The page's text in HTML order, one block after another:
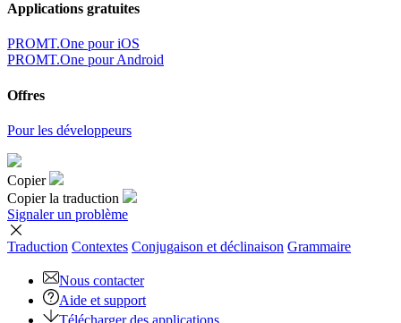
Applications gratuites
PROMT.One pour iOS
PROMT.One pour Android
Offres
Pour les développeurs
Copier
Copier la traduction
Signaler un problème
Traduction Contextes Conjugaison et déclinaison Grammaire
Nous contacter
Aide et support
Télécharger des applications